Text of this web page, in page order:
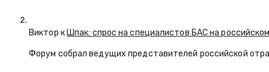
Виктор кШпак: спрос на специалистов БАС на
Форум собрал ведущих представителей российской